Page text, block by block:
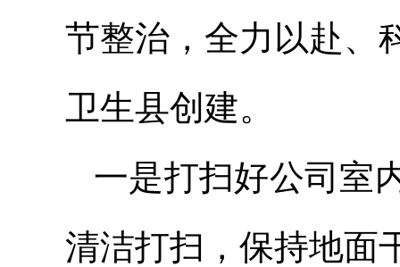
节整治，全力以赴、
卫生县创建。
一是打扫好公司室
清洁打扫，保持地面